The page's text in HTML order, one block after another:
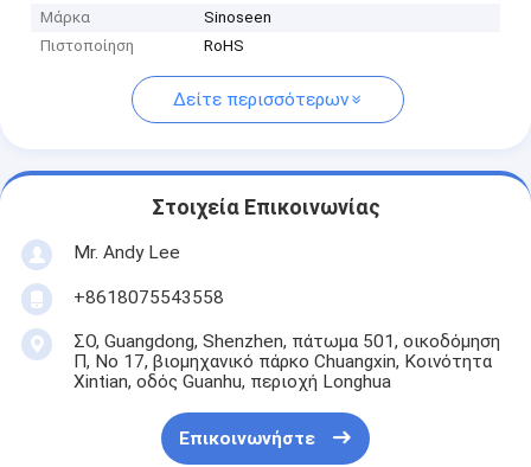
Μάρκα
Sinoseen
Πιστοποίηση
RoHS
Δείτε περισσότερων
Στοιχεία Επικοινωνίας
Mr. Andy Lee
+8618075543558
ΣΟ, Guangdong, Shenzhen, πάτωμα 501, οικοδόμηση
Π, Νο 17, βιομηχανικό πάρκο Chuangxin, Κοινότητα
Xintian, οδός Guanhu, περιοχή Longhua
Επικοινωνήστε